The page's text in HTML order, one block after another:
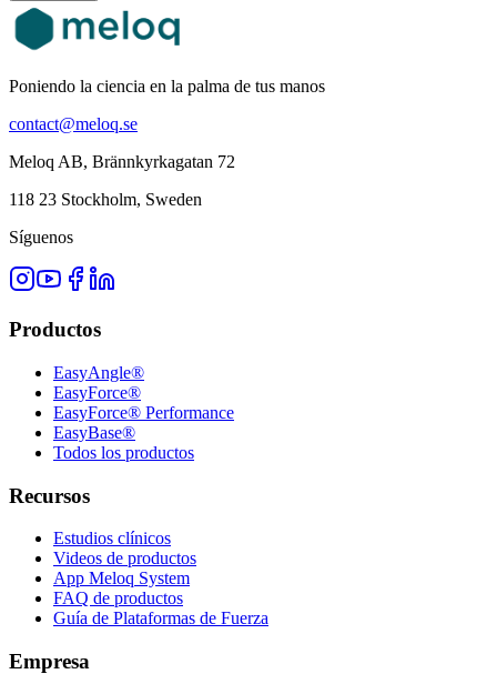
Poniendo la ciencia en la palma de tus manos
contact@meloq.se
Meloq AB, Brännkyrkagatan 72
118 23 Stockholm, Sweden
Síguenos
Productos
EasyAngle®
EasyForce®
EasyForce® Performance
EasyBase®
Todos los productos
Recursos
Estudios clínicos
Videos de productos
App Meloq System
FAQ de productos
Guía de Plataformas de Fuerza
Empresa